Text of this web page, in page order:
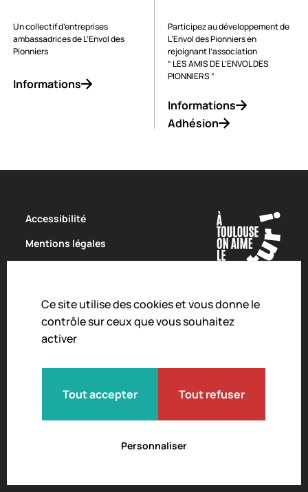
Ce site utilise des cookies et vous donne le
contrôle sur ceux que vous souhaitez
activer
Tout accepter Tout refuser
Personnaliser
Un collectif d’entreprises
ambassadrices de L’Envol des
Pionniers
Informations
Participez au développement de
L’Envol des Pionniers en
rejoignant l’association
“ LES AMIS DE L’ENVOL DES
PIONNIERS ”
Informations
Adhésion
Accessibilité
Mentions légales
Charte de modération
Droit d'alerte
Crédits
Règlement intérieur